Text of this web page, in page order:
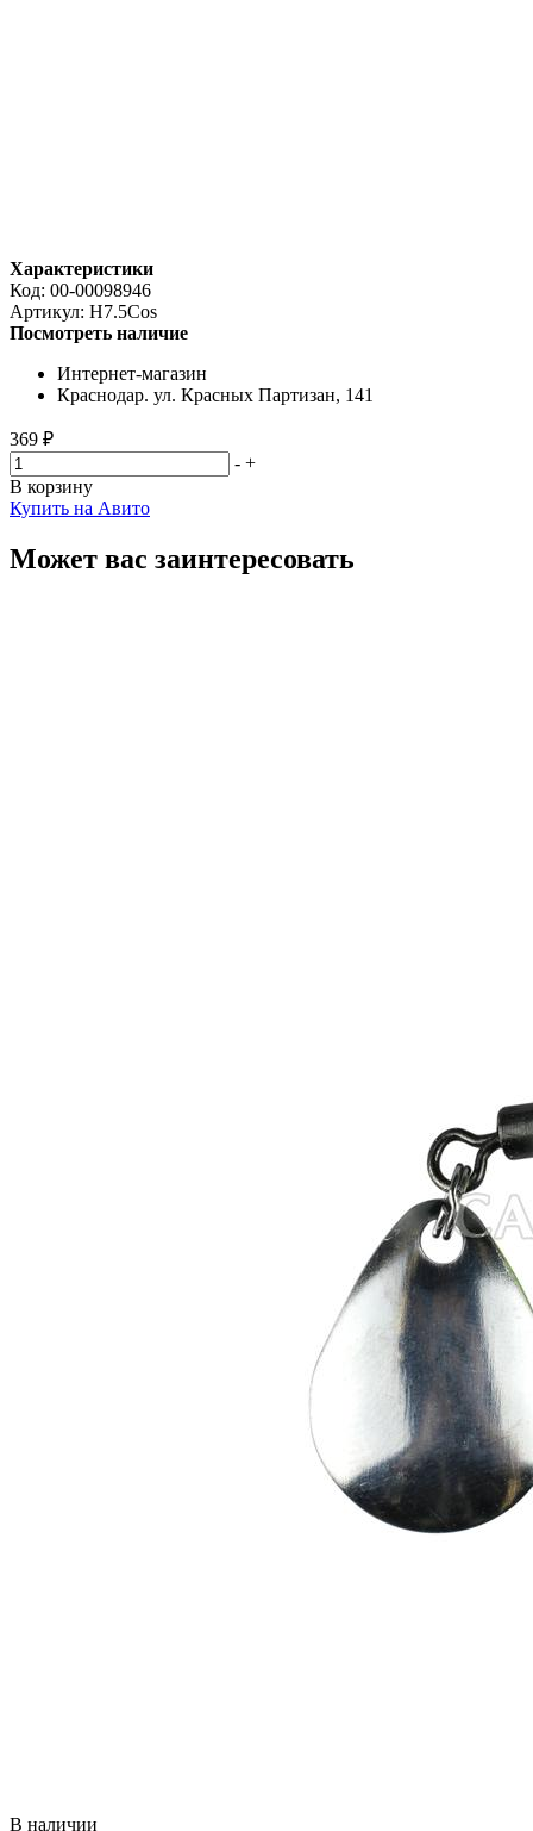
Характеристики
Код: 00-00098946
Артикул: H7.5Cos
Посмотреть наличие
Интернет-магазин
Краснодар. ул. Красных Партизан, 141
369 ₽
- +
В корзину
Купить на Авито
Может вас заинтересовать
В наличии